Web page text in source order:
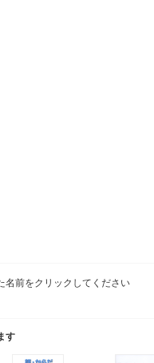
名前をクリックしてください
す